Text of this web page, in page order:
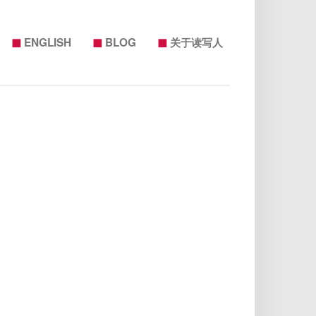
◼ ENGLISH ◼ BLOG ◼ 关于读写人